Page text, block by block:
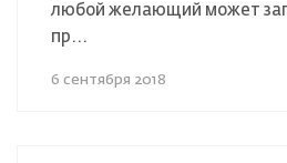
любой желающий может
пр...
6 сентября 2018